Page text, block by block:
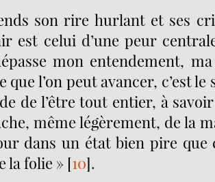
son rire hurlant et ses
est celui d’une peur
mon entendement,
que l’on peut avancer, c’est
de l’être tout entier, à
même légèrement, de la
dans un état bien pire que
la folie » [10].